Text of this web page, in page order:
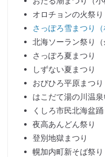
オロチョンの火祭り
さっぽろ雪まつり（
北海ソーラン祭り（
さっぽろ夏まつり
しずない夏まつり
おびひろ平原まつり
はこだて湯の川温
くしろ市民北海盆踊
夜高あんどん祭り
登別地獄まつり
幌加内町新そば祭り